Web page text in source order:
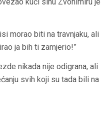
morao biti na travnjaku, ali
ja bih ti zamjerio!”
nikada nije odigrana, ali
svih koji su tada bili na